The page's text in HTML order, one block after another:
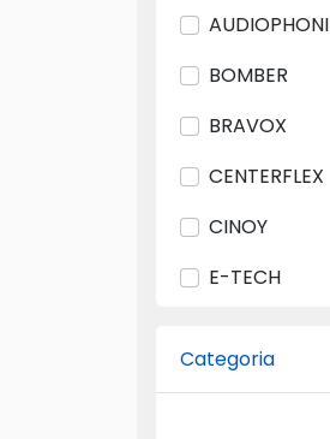
AUDIOPHONI
BOMBER
BRAVOX
CENTERFLEX
CINOY
E-TECH
FIRSTOPTIO
Categoria